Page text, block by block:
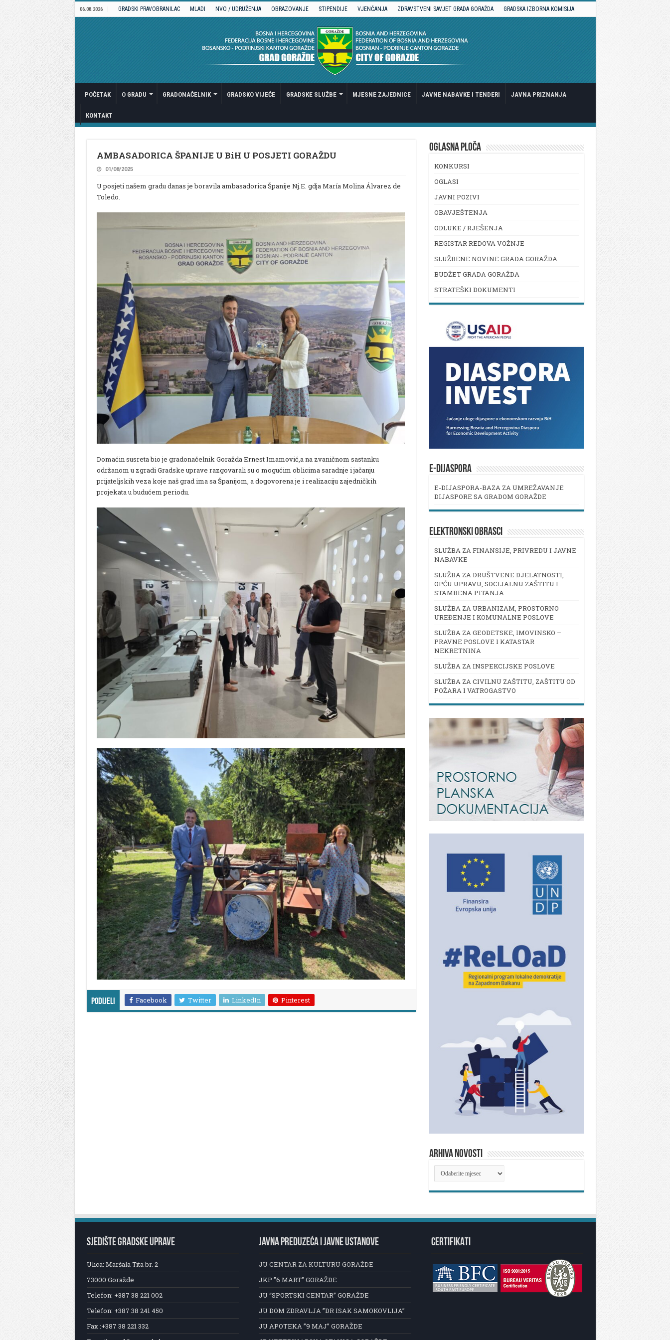
06.08.2026 GRADSKI PRAVOBRANILAC MLADI NVO / UDRUŽENJA OBRAZOVANJE STIPENDIJE VJENČANJA ZDRAVSTVENI SAVJET GRADA GORAŽDA GRADSKA IZBORNA KOMISIJA
POČETAK O GRADU GRADONAČELNIK GRADSKO VIJEĆE GRADSKE SLUŽBE MJESNE ZAJEDNICE JAVNE NABAVKE I TENDERI JAVNA PRIZNANJA
KONTAKT
AMBASADORICA ŠPANIJE U BiH U POSJETI GORAŽDU
01/08/2025
U posjeti našem gradu danas je boravila ambasadorica Španije Nj.E. gdja María Molina Álvarez de
Toledo.
Domaćin susreta bio je gradonačelnik Goražda Ernest Imamović,a na zvaničnom sastanku
održanom u zgradi Gradske uprave razgovarali su o mogućim oblicima saradnje i jačanju
prijateljskih veza koje naš grad ima sa Španijom, a dogovorena je i realizaciju zajedničkih
projekata u budućem periodu.
Podijeli Facebook Twitter LinkedIn Pinterest
OGLASNA PLOČA
KONKURSI
OGLASI
JAVNI POZIVI
OBAVJEŠTENJA
ODLUKE / RJEŠENJA
REGISTAR REDOVA VOŽNJE
SLUŽBENE NOVINE GRADA GORAŽDA
BUDŽET GRADA GORAŽDA
STRATEŠKI DOKUMENTI
E-DIJASPORA
E-DIJASPORA-BAZA ZA UMREŽAVANJE
DIJASPORE SA GRADOM GORAŽDE
ELEKTRONSKI OBRASCI
SLUŽBA ZA FINANSIJE, PRIVREDU I JAVNE
NABAVKE
SLUŽBA ZA DRUŠTVENE DJELATNOSTI,
OPĆU UPRAVU, SOCIJALNU ZAŠTITU I
STAMBENA PITANJA
SLUŽBA ZA URBANIZAM, PROSTORNO
UREĐENJE I KOMUNALNE POSLOVE
SLUŽBA ZA GEODETSKE, IMOVINSKO –
PRAVNE POSLOVE I KATASTAR
NEKRETNINA
SLUŽBA ZA INSPEKCIJSKE POSLOVE
SLUŽBA ZA CIVILNU ZAŠTITU, ZAŠTITU OD
POŽARA I VATROGASTVO
ARHIVA NOVOSTI
ARHIVA
NOVOSTI
SJEDIŠTE GRADSKE UPRAVE
Ulica: Maršala Tita br. 2
73000 Goražde
Telefon: +387 38 221 002
Telefon: +387 38 241 450
Fax :+387 38 221 332
JAVNA PREDUZEĆA I JAVNE USTANOVE
JU CENTAR ZA KULTURU GORAŽDE
JKP ”6 MART” GORAŽDE
JU “SPORTSKI CENTAR” GORAŽDE
JU DOM ZDRAVLJA ”DR ISAK SAMOKOVLIJA”
JU APOTEKA ”9 MAJ” GORAŽDE
CERTIFIKATI